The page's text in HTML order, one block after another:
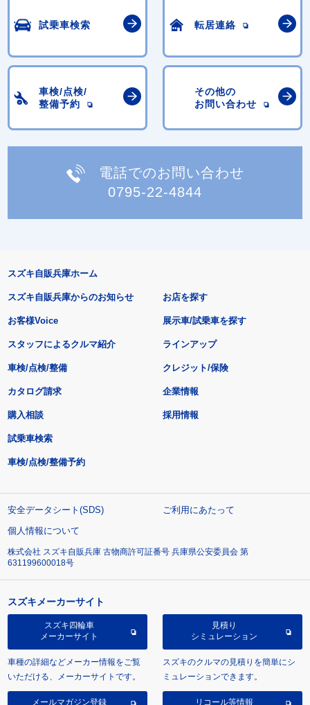
試乗車検索 転居連絡
車検/点検/
整備予約
その他の
お問い合わせ
電話でのお問い合わせ
0795-22-4844
スズキ自販兵庫ホーム
スズキ自販兵庫からのお知らせ
お客様Voice
スタッフによるクルマ紹介
お店を探す
展示車/試乗車を探す
ラインアップ
車検/点検/整備 クレジット/保険
カタログ請求
購入相談
試乗車検索
車検/点検/整備予約
企業情報
採用情報
安全データシート(SDS)
ご利用にあたって
個人情報について
株式会社 スズキ自販兵庫 古物商許可証番号 兵庫県公安委員会 第
631199600018号
スズキメーカーサイト
スズキ四輪車
メーカーサイト
車種の詳細などメーカー情報をご覧
いただける、メーカーサイトです。
見積り
シミュレーション
スズキのクルマの見積りを簡単にシ
ミュレーションできます。
メールマガジン登録 リコール等情報